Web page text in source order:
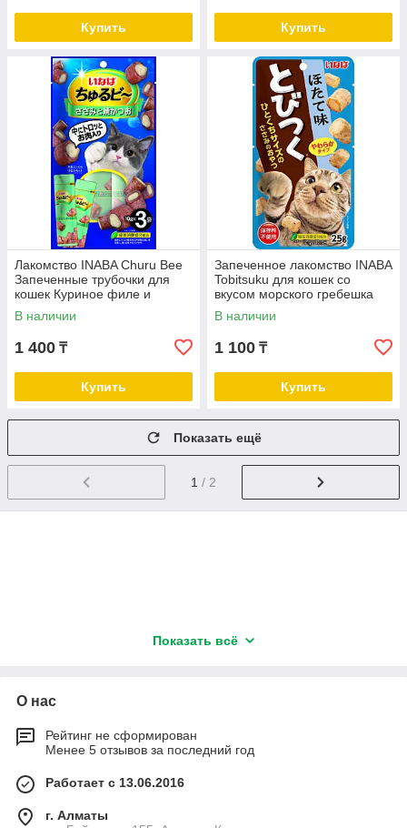
Купить Купить
Лакомство INABA Churu Bee
Запеченные трубочки для
кошек Куриное филе и
запечённый тунец Кацуо 30 г
В наличии
1 400 ₸
Купить
Запеченное лакомство INABA
Tobitsuku для кошек со
вкусом морского гребешка
25г
В наличии
1 100 ₸
Купить
Показать ещё
1 / 2
Показать всё
О нас
Рейтинг не сформирован
Менее 5 отзывов за последний год
Работает с 13.06.2016
г. Алматы